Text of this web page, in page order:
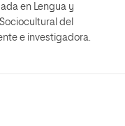
en Lengua y
del
e investigadora.